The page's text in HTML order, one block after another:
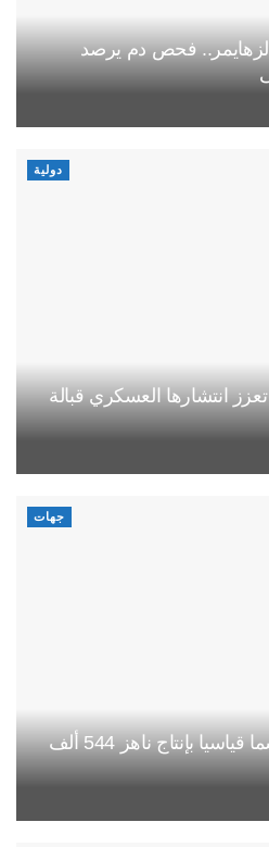
فحص دم يرصد
دولية
انتشارها العسكري قبالة
جهات
شمندر دكالة يسجل موسما قياسيا بإنتاج ناهز 544 ألف